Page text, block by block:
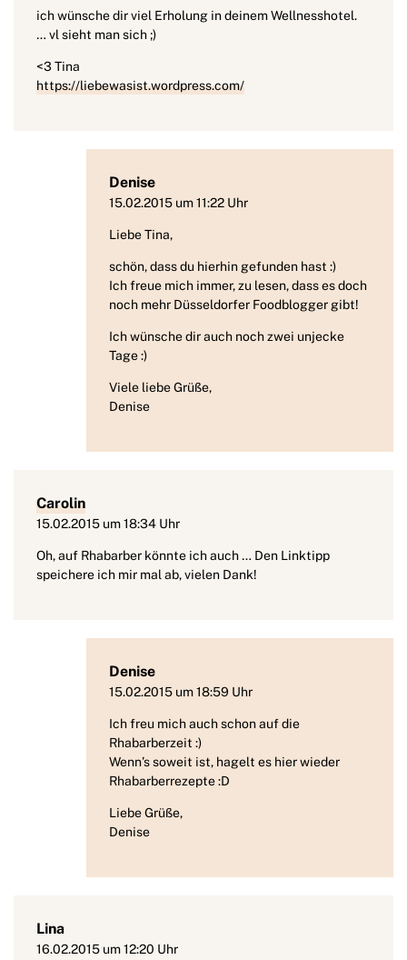
ich wünsche dir viel Erholung in deinem Wellnesshotel.
… vl sieht man sich ;)
<3 Tina
https://liebewasist.wordpress.com/
Denise
15.02.2015 um 11:22 Uhr
Liebe Tina,
schön, dass du hierhin gefunden hast :)
Ich freue mich immer, zu lesen, dass es doch
noch mehr Düsseldorfer Foodblogger gibt!
Ich wünsche dir auch noch zwei unjecke
Tage :)
Viele liebe Grüße,
Denise
Carolin
15.02.2015 um 18:34 Uhr
Oh, auf Rhabarber könnte ich auch … Den Linktipp
speichere ich mir mal ab, vielen Dank!
Denise
15.02.2015 um 18:59 Uhr
Ich freu mich auch schon auf die
Rhabarberzeit :)
Wenn’s soweit ist, hagelt es hier wieder
Rhabarberrezepte :D
Liebe Grüße,
Denise
Lina
16.02.2015 um 12:20 Uhr